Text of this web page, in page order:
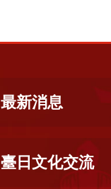
最新消息
臺日文化交流